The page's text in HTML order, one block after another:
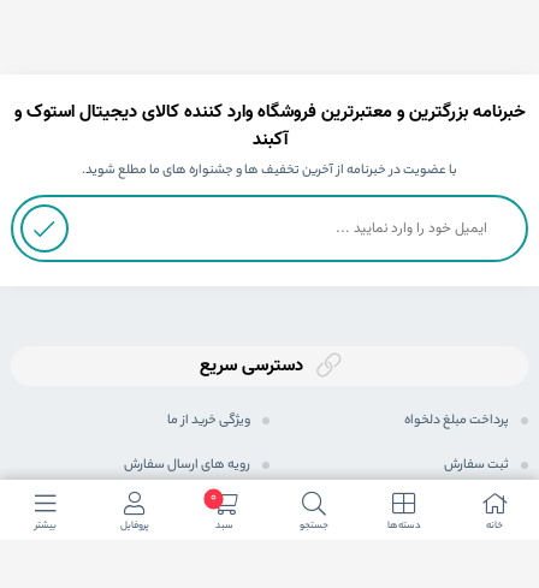
خانه دسته ها جستجو
0
سبد پروفایل بیشتر
خبرنامه بزرگترین و معتبرترین فروشگاه وارد کننده کالای دیجیتال استوک و
آکبند
با عضویت در خبرنامه از آخرین تخفیف ها و جشنواره های ما مطلع شوید.
دسترسی سریع
پرداخت مبلغ دلخواه ویژگی خرید از ما
ثبت سفارش رویه های ارسال سفارش
رویه بازگرداندن کالا شیوه های پرداخت